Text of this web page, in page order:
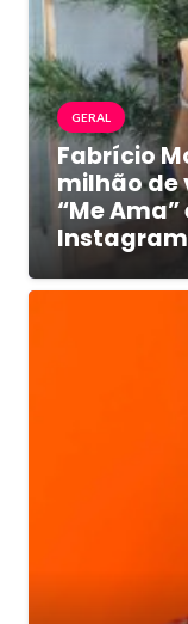
GERAL
Fabrício
milhão de
“Me
Instagram